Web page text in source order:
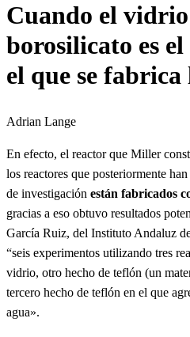
Cuando el
borosilicato es
el que se fabrica
Adrian Lange
En efecto, el reactor que Miller
los reactores que posteriormente
de investigación están fabricados
gracias a eso obtuvo resultados
García Ruiz, del Instituto Andaluz
“seis experimentos utilizando tres
vidrio, otro hecho de teflón (un
tercero hecho de teflón en el que
agua».